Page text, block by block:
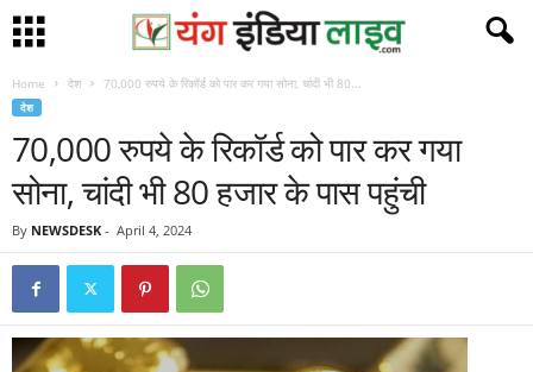
Home देश 70,000 रुपये के रिकॉर्ड को पार कर गया सोना, चांदी भी 80...
देश
70,000 रुपये के रिकॉर्ड को पार कर गया
सोना, चांदी भी 80 हजार के पास पहुंची
By NEWSDESK - April 4, 2024